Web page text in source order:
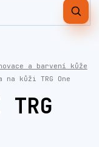
a barvení kůže
na kůži TRG One
TRG